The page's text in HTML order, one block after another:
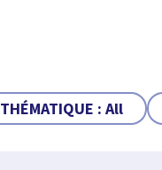
THÉMATIQUE : All